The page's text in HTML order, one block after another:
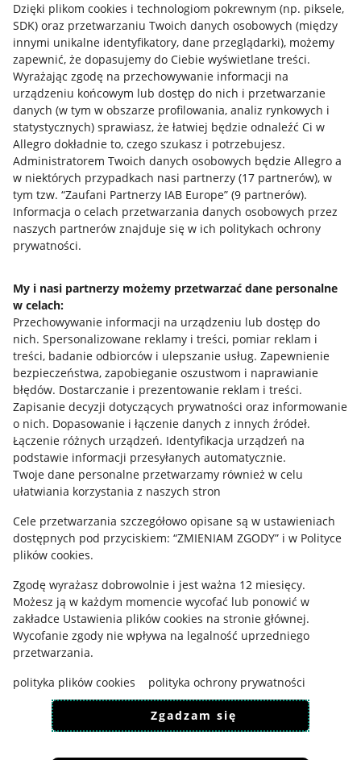
Dzięki plikom cookies i technologiom pokrewnym (np. piksele,
SDK) oraz przetwarzaniu Twoich danych osobowych (między
innymi unikalne identyfikatory, dane przeglądarki), możemy
zapewnić, że dopasujemy do Ciebie wyświetlane treści.
Wyrażając zgodę na przechowywanie informacji na
urządzeniu końcowym lub dostęp do nich i przetwarzanie
danych (w tym w obszarze profilowania, analiz rynkowych i
statystycznych) sprawiasz, że łatwiej będzie odnaleźć Ci w
Allegro dokładnie to, czego szukasz i potrzebujesz.
Administratorem Twoich danych osobowych będzie Allegro a
w niektórych przypadkach nasi partnerzy (17 partnerów), w
tym tzw. “Zaufani Partnerzy IAB Europe” (9 partnerów).
Informacja o celach przetwarzania danych osobowych przez
naszych partnerów znajduje się w ich politykach ochrony
prywatności.
My i nasi partnerzy możemy przetwarzać dane personalne
w celach:
Przechowywanie informacji na urządzeniu lub dostęp do
nich. Spersonalizowane reklamy i treści, pomiar reklam i
treści, badanie odbiorców i ulepszanie usług. Zapewnienie
bezpieczeństwa, zapobieganie oszustwom i naprawianie
błędów. Dostarczanie i prezentowanie reklam i treści.
Zapisanie decyzji dotyczących prywatności oraz informowanie
o nich. Dopasowanie i łączenie danych z innych źródeł.
Łączenie różnych urządzeń. Identyfikacja urządzeń na
podstawie informacji przesyłanych automatycznie.
Twoje dane personalne przetwarzamy również w celu
ułatwiania korzystania z naszych stron
Cele przetwarzania szczegółowo opisane są w ustawieniach
dostępnych pod przyciskiem: “ZMIENIAM ZGODY” i w Polityce
plików cookies.
Zgodę wyrażasz dobrowolnie i jest ważna 12 miesięcy.
Możesz ją w każdym momencie wycofać lub ponowić w
zakładce Ustawienia plików cookies na stronie głównej.
Wycofanie zgody nie wpływa na legalność uprzedniego
przetwarzania.
polityka plików cookies
polityka ochrony prywatności
Zgadzam się
Przydatne informacje
Jak to działa
Allegro Gadane dla sprzedających
Allegro Gadane dla kupujących
Mapa miejscowości
Informacje prawne
Regulamin
Polityka plików "cookies"
Ustawienia plików "cookies"
Informacje dla Aktu o Usługach Cyfrowych
Pobierz aplikację